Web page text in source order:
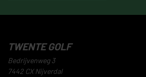
TWENTE GOLF
Bedrijvenweg 3
7442 CX Nijverdal